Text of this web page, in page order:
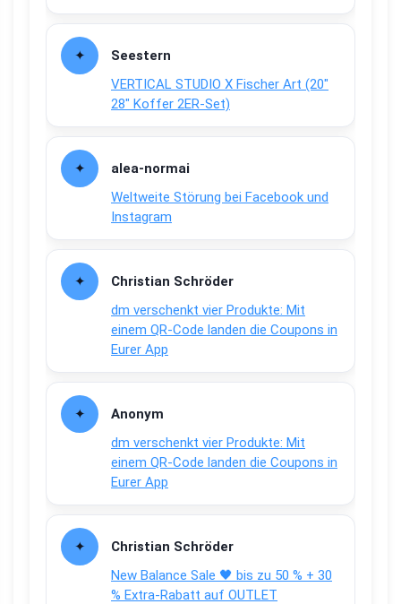
Seestern
VERTICAL STUDIO X Fischer Art (20″
28″ Koffer 2ER-Set)
alea-normai
Weltweite Störung bei Facebook und
Instagram
Christian Schröder
dm verschenkt vier Produkte: Mit
einem QR-Code landen die Coupons in
Eurer App
Anonym
dm verschenkt vier Produkte: Mit
einem QR-Code landen die Coupons in
Eurer App
Christian Schröder
New Balance Sale 🖤 bis zu 50 % + 30
% Extra-Rabatt auf OUTLET